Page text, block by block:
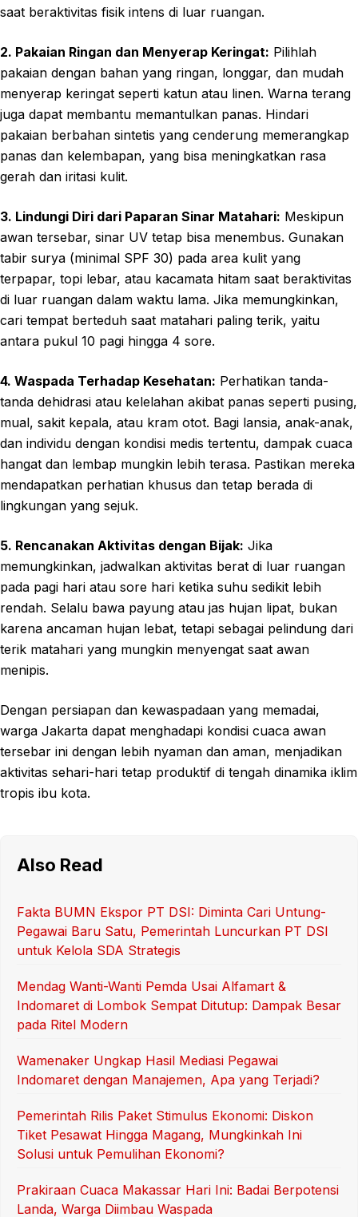
saat beraktivitas fisik intens di luar ruangan.
2. Pakaian Ringan dan Menyerap Keringat: Pilihlah
pakaian dengan bahan yang ringan, longgar, dan mudah
menyerap keringat seperti katun atau linen. Warna terang
juga dapat membantu memantulkan panas. Hindari
pakaian berbahan sintetis yang cenderung memerangkap
panas dan kelembapan, yang bisa meningkatkan rasa
gerah dan iritasi kulit.
3. Lindungi Diri dari Paparan Sinar Matahari: Meskipun
awan tersebar, sinar UV tetap bisa menembus. Gunakan
tabir surya (minimal SPF 30) pada area kulit yang
terpapar, topi lebar, atau kacamata hitam saat beraktivitas
di luar ruangan dalam waktu lama. Jika memungkinkan,
cari tempat berteduh saat matahari paling terik, yaitu
antara pukul 10 pagi hingga 4 sore.
4. Waspada Terhadap Kesehatan: Perhatikan tanda-
tanda dehidrasi atau kelelahan akibat panas seperti pusing,
mual, sakit kepala, atau kram otot. Bagi lansia, anak-anak,
dan individu dengan kondisi medis tertentu, dampak cuaca
hangat dan lembap mungkin lebih terasa. Pastikan mereka
mendapatkan perhatian khusus dan tetap berada di
lingkungan yang sejuk.
5. Rencanakan Aktivitas dengan Bijak: Jika
memungkinkan, jadwalkan aktivitas berat di luar ruangan
pada pagi hari atau sore hari ketika suhu sedikit lebih
rendah. Selalu bawa payung atau jas hujan lipat, bukan
karena ancaman hujan lebat, tetapi sebagai pelindung dari
terik matahari yang mungkin menyengat saat awan
menipis.
Dengan persiapan dan kewaspadaan yang memadai,
warga Jakarta dapat menghadapi kondisi cuaca awan
tersebar ini dengan lebih nyaman dan aman, menjadikan
aktivitas sehari-hari tetap produktif di tengah dinamika iklim
tropis ibu kota.
Also Read
Fakta BUMN Ekspor PT DSI: Diminta Cari Untung-
Pegawai Baru Satu, Pemerintah Luncurkan PT DSI
untuk Kelola SDA Strategis
Mendag Wanti-Wanti Pemda Usai Alfamart &
Indomaret di Lombok Sempat Ditutup: Dampak Besar
pada Ritel Modern
Wamenaker Ungkap Hasil Mediasi Pegawai
Indomaret dengan Manajemen, Apa yang Terjadi?
Pemerintah Rilis Paket Stimulus Ekonomi: Diskon
Tiket Pesawat Hingga Magang, Mungkinkah Ini
Solusi untuk Pemulihan Ekonomi?
Prakiraan Cuaca Makassar Hari Ini: Badai Berpotensi
Landa, Warga Diimbau Waspada